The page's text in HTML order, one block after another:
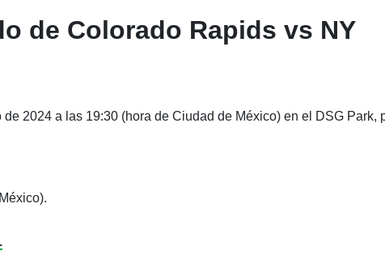
de Colorado Rapids vs NY
2024 a las 19:30 (hora de Ciudad de México) en el DSG Park,